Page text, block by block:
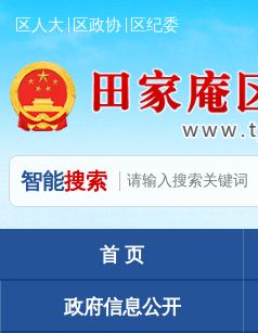
区人大 区政协 区纪委
智能搜索
首 页
政府信息公开